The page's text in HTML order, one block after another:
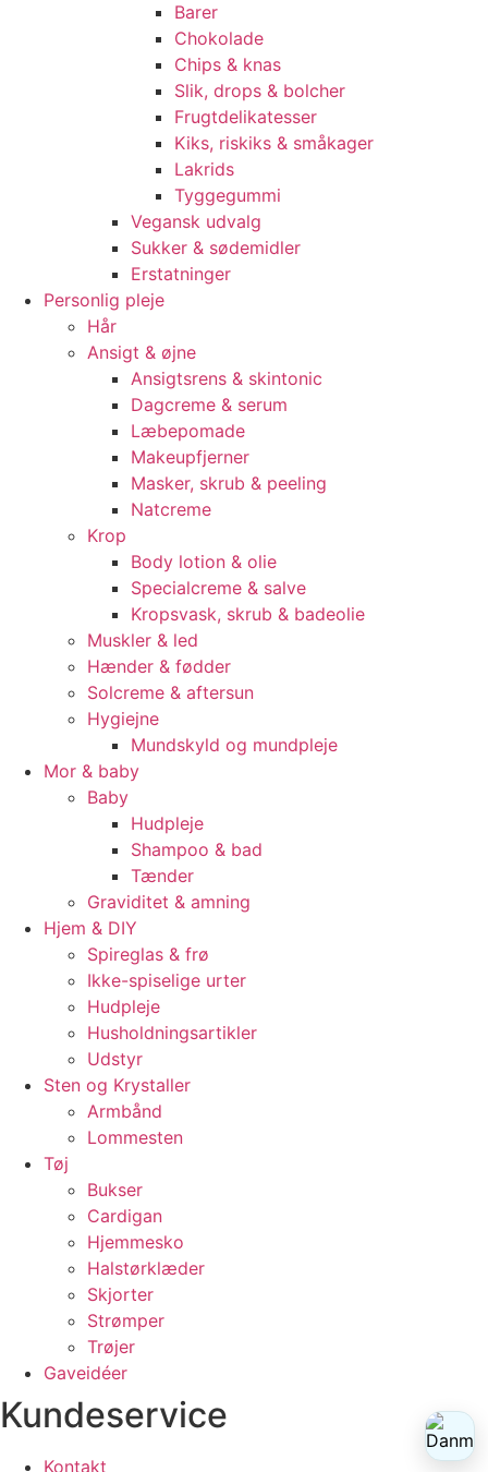
Barer
Chokolade
Chips & knas
Slik, drops & bolcher
Frugtdelikatesser
Kiks, riskiks & småkager
Lakrids
Tyggegummi
Vegansk udvalg
Sukker & sødemidler
Erstatninger
Personlig pleje
Hår
Ansigt & øjne
Ansigtsrens & skintonic
Dagcreme & serum
Læbepomade
Makeupfjerner
Masker, skrub & peeling
Natcreme
Krop
Body lotion & olie
Specialcreme & salve
Kropsvask, skrub & badeolie
Muskler & led
Hænder & fødder
Solcreme & aftersun
Hygiejne
Mundskyld og mundpleje
Mor & baby
Baby
Hudpleje
Shampoo & bad
Tænder
Graviditet & amning
Hjem & DIY
Spireglas & frø
Ikke-spiselige urter
Hudpleje
Husholdningsartikler
Udstyr
Sten og Krystaller
Armbånd
Lommesten
Tøj
Bukser
Cardigan
Hjemmesko
Halstørklæder
Skjorter
Strømper
Trøjer
Gaveidéer
Kundeservice
Kontakt